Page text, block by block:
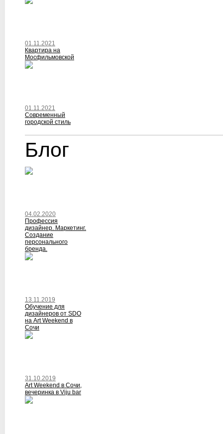
01.11.2021
Квартира на
Мосфильмовской
01.11.2021
Современный
городской стиль
Блог
04.02.2020
Профессия
дизайнер. Маркетинг.
Создание
персонального
бренда.
13.11.2019
Обучение для
дизайнеров от SDO
на Art Weekend в
Сочи
31.10.2019
Art Weekend в Сочи,
вечеринка в Viju bar